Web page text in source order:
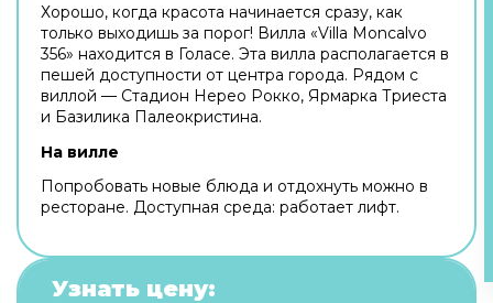
Хорошо, когда красота начинается сразу, как
только выходишь за порог! Вилла «Villa Moncalvo
356» находится в Голасе. Эта вилла располагается в
пешей доступности от центра города. Рядом с
виллой — Стадион Нерео Рокко, Ярмарка Триеста
и Базилика Палеокристина.
На вилле
Попробовать новые блюда и отдохнуть можно в
ресторане. Доступная среда: работает лифт.
Узнать цену: